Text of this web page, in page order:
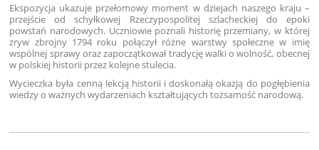
Ekspozycja ukazuje przełomowy moment w dziejach naszego kraju –
przejście od schyłkowej Rzeczypospolitej szlacheckiej do epoki
powstań narodowych. Uczniowie poznali historię przemiany, w której
zryw zbrojny 1794 roku połączył różne warstwy społeczne w imię
wspólnej sprawy oraz zapoczątkował tradycję walki o wolność, obecnej
w polskiej historii przez kolejne stulecia.
Wycieczka była cenną lekcją historii i doskonałą okazją do pogłębienia
wiedzy o ważnych wydarzeniach kształtujących tożsamość narodową.